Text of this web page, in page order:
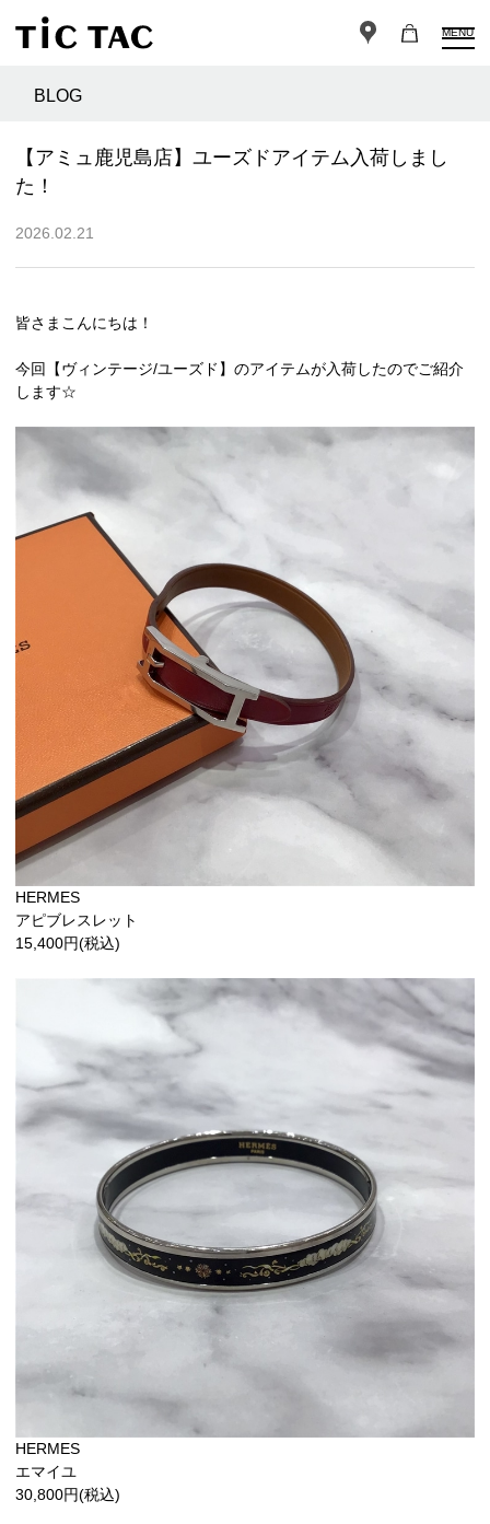
MENU
BLOG
【アミュ鹿児島店】ユーズドアイテム入荷しまし
た！
2026.02.21
皆さまこんにちは！
今回【ヴィンテージ/ユーズド】のアイテムが入荷したのでご紹介
します☆
HERMES
アピブレスレット
15,400円(税込)
HERMES
エマイユ
30,800円(税込)